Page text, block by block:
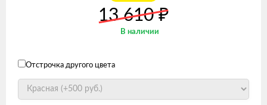
13 610₽
В наличии
Отстрочка другого цвета